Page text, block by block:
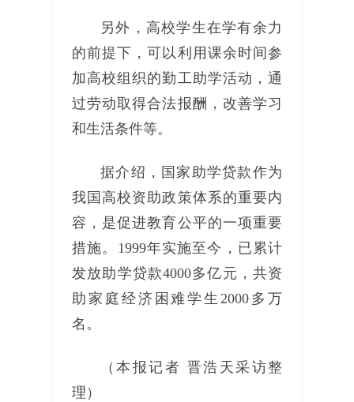
另外，高校学生在学有余力
的前提下，可以利用课余时间参
加高校组织的勤工助学活动，通
过劳动取得合法报酬，改善学习
和生活条件等。
据介绍，国家助学贷款作为
我国高校资助政策体系的重要内
容，是促进教育公平的一项重要
措施。1999年实施至今，已累计
发放助学贷款4000多亿元，共资
助家庭经济困难学生2000多万
名。
（本报记者 晋浩天采访整
理）